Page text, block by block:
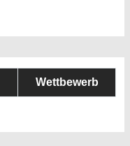
Wettbewerb